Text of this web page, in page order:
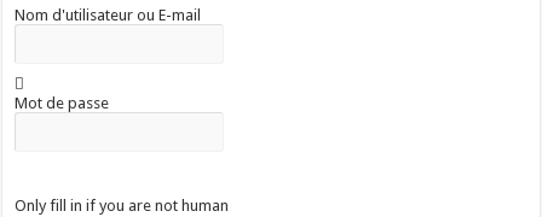
Nom d'utilisateur ou E-mail
Mot de passe
Only fill in if you are not human